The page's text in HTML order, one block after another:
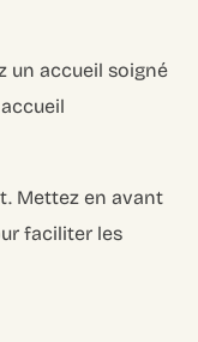
un accueil soigné
Mettez en avant
faciliter les